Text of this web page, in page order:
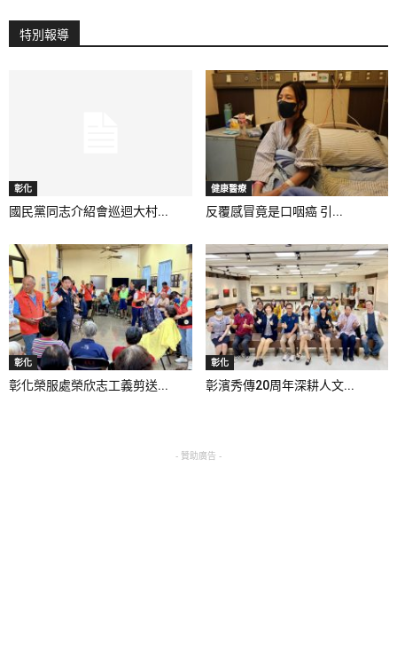
特別報導
彰化
國民黨同志介紹會巡迴大村...
健康醫療
反覆感冒竟是口咽癌 引...
彰化
彰化榮服處榮欣志工義剪送...
彰化
彰濱秀傳20周年深耕人文...
- 贊助廣告 -